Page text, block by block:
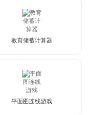
教育储蓄计算器
平面图连线游戏